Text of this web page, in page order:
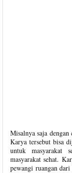
Misalnya saja
Karya tersebut bisa
untuk masyarakat
masyarakat sehat.
pewangi ruangan dari